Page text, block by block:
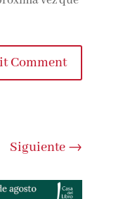
Comment
Siguiente→